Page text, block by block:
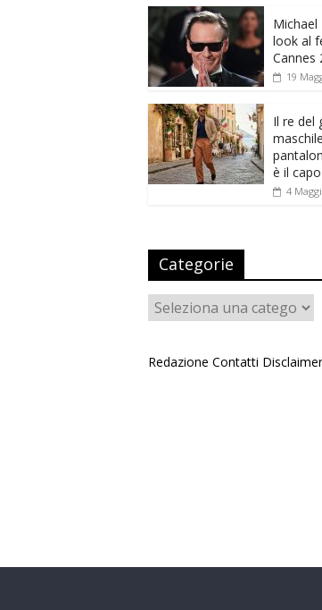
Michael
look al
Cannes
19
Il re del
è il
4
Categorie
Categorie
Redazione Contatti Disclaimer